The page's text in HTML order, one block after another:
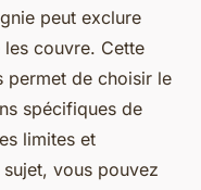
peut exclure
les couvre. Cette
permet de choisir le
spécifiques de
limites et
vous pouvez